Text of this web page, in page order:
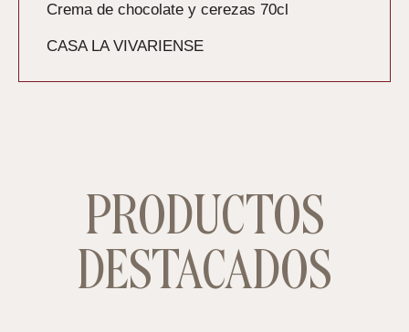
Crema de chocolate y cerezas 70cl
CASA LA VIVARIENSE
PRODUCTOS
DESTACADOS